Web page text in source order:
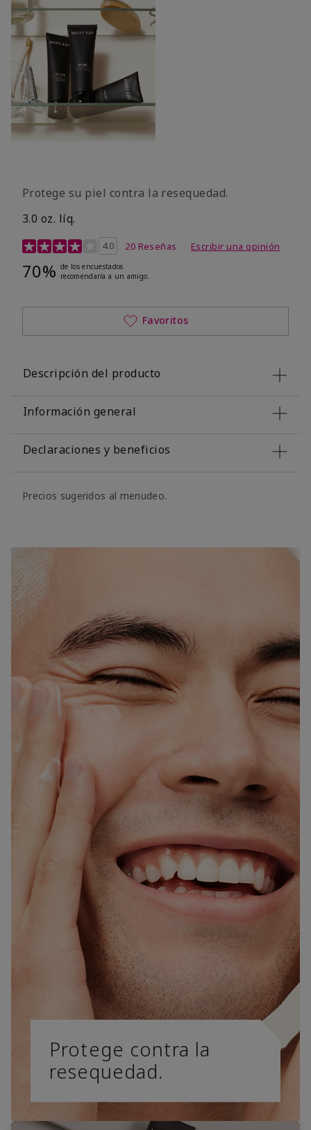
Protege su piel contra la resequedad.
3.0 oz. líq.
Calificación de clientes de 3,7 de 5
4.0 20 Reseñas Escribir una opinión
70% de los encuestados
recomendaría a un amigo.
Favoritos
Descripción del producto
Información general
Declaraciones y beneficios
Precios sugeridos al menudeo.
Protege contra la
resequedad.